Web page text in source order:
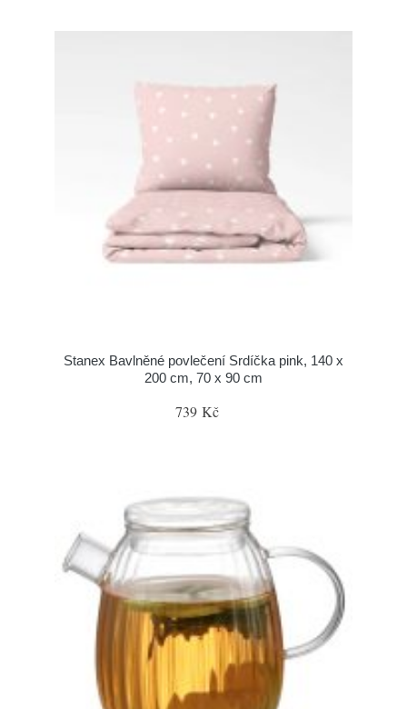
Stanex Bavlněné povlečení Srdíčka pink, 140 x
200 cm, 70 x 90 cm
739 Kč